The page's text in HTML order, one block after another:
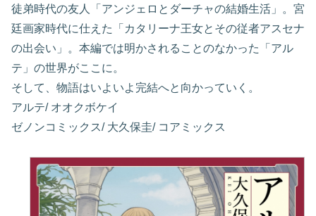
徒弟時代の友人「アンジェロとダーチャの結婚生活」。宮
廷画家時代に仕えた「カタリーナ王女とその従者アスセナ
の出会い」。本編では明かされることのなかった「アル
テ」の世界がここに。
そして、物語はいよいよ完結へと向かっていく。
アルテ/ オオクボケイ
ゼノンコミックス/ 大久保圭/ コアミックス